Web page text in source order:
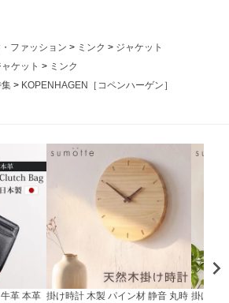
ファッション ミンク
ジャケット
ャケット
ミンク
KOPENHAGEN［コペンハーゲン］
革 本革 掛け時計 木製 パイン材 静音 丸時 掛け時